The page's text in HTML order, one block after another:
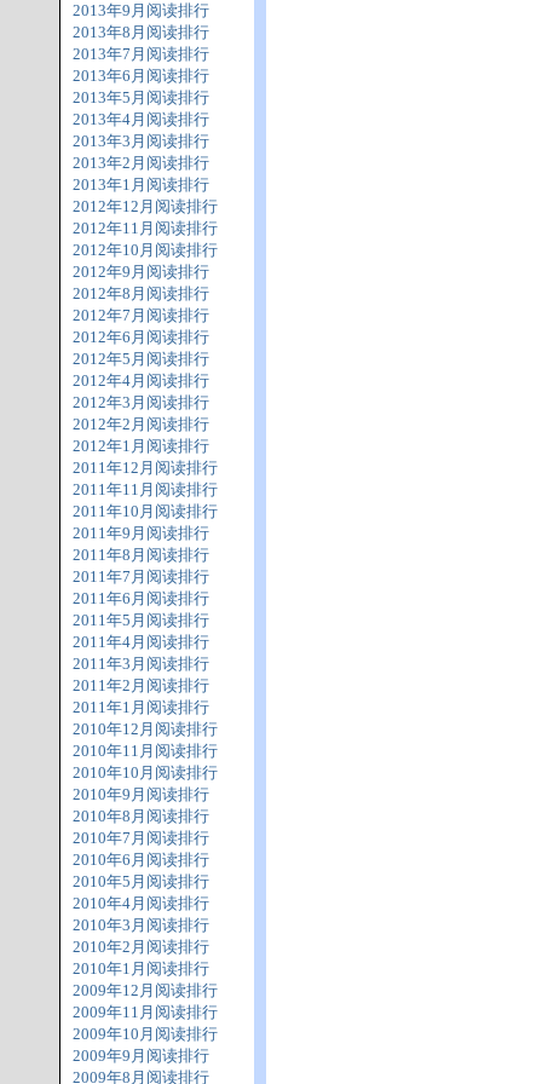
2013年9月阅读排行
2013年8月阅读排行
2013年7月阅读排行
2013年6月阅读排行
2013年5月阅读排行
2013年4月阅读排行
2013年3月阅读排行
2013年2月阅读排行
2013年1月阅读排行
2012年12月阅读排行
2012年11月阅读排行
2012年10月阅读排行
2012年9月阅读排行
2012年8月阅读排行
2012年7月阅读排行
2012年6月阅读排行
2012年5月阅读排行
2012年4月阅读排行
2012年3月阅读排行
2012年2月阅读排行
2012年1月阅读排行
2011年12月阅读排行
2011年11月阅读排行
2011年10月阅读排行
2011年9月阅读排行
2011年8月阅读排行
2011年7月阅读排行
2011年6月阅读排行
2011年5月阅读排行
2011年4月阅读排行
2011年3月阅读排行
2011年2月阅读排行
2011年1月阅读排行
2010年12月阅读排行
2010年11月阅读排行
2010年10月阅读排行
2010年9月阅读排行
2010年8月阅读排行
2010年7月阅读排行
2010年6月阅读排行
2010年5月阅读排行
2010年4月阅读排行
2010年3月阅读排行
2010年2月阅读排行
2010年1月阅读排行
2009年12月阅读排行
2009年11月阅读排行
2009年10月阅读排行
2009年9月阅读排行
2009年8月阅读排行